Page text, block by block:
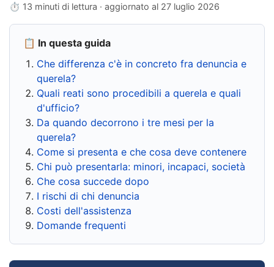
⏱ 13 minuti di lettura · aggiornato al 27 luglio 2026
📋 In questa guida
Che differenza c'è in concreto fra denuncia e
querela?
Quali reati sono procedibili a querela e quali
d'ufficio?
Da quando decorrono i tre mesi per la
querela?
Come si presenta e che cosa deve contenere
Chi può presentarla: minori, incapaci, società
Che cosa succede dopo
I rischi di chi denuncia
Costi dell'assistenza
Domande frequenti